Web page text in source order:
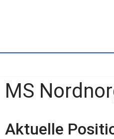
springen
MS
Aktuelle